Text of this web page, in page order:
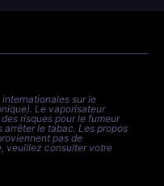
sur le
Le vaporisateur
risques pour le fumeur
arrêter le tabac. Les propos
pas de
veuillez consulter votre